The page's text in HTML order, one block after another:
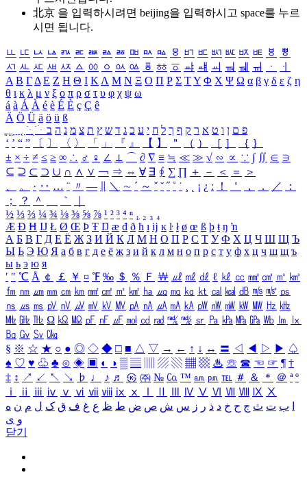
北京 을 입력하시려면 beijing을 입력하시고 space를 누르
시면 됩니다.
ㅥ ㅦ ㅧ ㅨ ㅩ ㅪ ㅫ ㅬ ㅭ ㅮ ㅯ ㅰ ㅱ ㅲ ㅳ ㅴ ㅵ ㅶ ㅷ ㅸ
ㅹ
ㅺ ㅻ ㅼ ㅽ ㅾ ㅿ ㆀ ㆁ ㆂ ㆃ ㆄ ㆅ ㆆ ㆇ ㆈ ㆉ ㆊ ㆋ ㆌ ㆍ
ㆎ
Α Β ΓΔ Ε Ζ Η Θ Ι ΚΛ Μ Ν Ξ Ο Π Ρ Σ ΤΥ Φ Χ Ψ Ω α β γ δ ε ζ η
θ ι κ λ μ ν ξ ο π ρ σ τ υ φ χ ψ ω
á à Á À é è É È ç Ç ê
Ä Ö Ü ä ö ü ß
ִֶֹ ֻּ ׁׂ פ ם ן ו ט א ר ק ף ך ל ח י ע כ ג ד ש ץ ת צ מ נ ה ב
‘ ’ “ ” 〔 〕 〈 〉 「 」 『 』 【 】 ＂ （ ） ［ ］ ｛ ｝
± × ÷ ≠ ≤ ≥ ∞ ∴ ♂ ♀ ∠ ⊥ ⌒ ∂ ∇ ≡ ≒ ≪ ≫ √ ∽ ∝ ∵ ∫ ∬ ∈ ∋
⊆ ⊇ ⊂ ⊃ ∪ ∩ ∧ ∨ ￢ ⇒ ⇔ ∀ ∃ ∮ ∑ ∏ ＋ － ＜ ＝
＞
、
。 · ‥ … ¨ 〃 ― ＼ ∼ ´ ～ ˇ ˘ ˝ ˚ ˙ ¸ ¡ ¿ ː ！ ＇ ， ． ／
：
；
？ ＾ ｀
½ ⅓ ⅔ ¼ ¾ ⅛ ⅜ ⅝ ⅞ ¹ ² ³ ⁴ ⁿ ₁ ₂ ₃ ₄
Æ Ð Ħ Ĳ Ł Ø Œ Þ Ŧ Ŋ æ đ ð ħ ı ĳ ĸ ŀ ł ø œ ß þ ŧ ŋ ŉ
А Б В Г Д Е Ё Ж З И Й К Л М Н О П Р С Т У Ф Х Ц Ч Ш Щ Ъ
Ы Ь Э Ю Я а б в г д е ё ж з и й к л м н о п р с т у ф х ц ч ш щ ъ
ы ь э ю я
′ ″ ℃ Å ￠ ￡ ￥ ¤ ℉ ‰ ＄ ％ Ｆ ￦ ㎕ ㎖ ㎗ ℓ ㎘ ㏄ ㎣ ㎤ ㎥ ㎦
㎙ ㎚ ㎛ ㎜ ㎝ ㎞ ㎟ ㎠ ㎡ ㎢ ㏊ ㎍ ㎎ ㎏ ㏏ ㎈ ㎉ ㏈ ㎧ ㎨ ㎰
㎱ ㎲ ㎳ ㎴ ㎵ ㎶ ㎷ ㎸ ㎹ ㎀ ㎁ ㎂ ㎃ ㎄ ㎺ ㎻ ㎽ ㎾ ㎿ ㎐ ㎑
㎒ ㎓ ㎔ Ω ㏀ ㏁ ㎊ ㎋ ㎌ ㏖ ㏅ ㎭ ㎮ ㎯ ㏛ ㎩ ㎪ ㎫ ㎬ ㏝ ㏐
㏓
㏃ ㏉ ㏜ ㏆
§ ※ ☆ ★ ○ ● ◎ ◇ ◆ □ ■ △ ▽ → ← ↑ ↓ ↔ 〓 ◁ ◀ ▷ ▶ ♤
♠ ♡ ♥ ♧ ♣ ⊙ ◈ ▣ ◐ ◑ ▒ ▤ ▨ ▧ ▦ ▩ ♨ ☏ ☎ ☜ ☞ ¶ †
‡ ↕ ↗ ↙ ↖ ↘ ♭ ♩ ♪ ♬ ㉿ ㈜ № ㏇ ™ ㏂ ㏘ ℡ ＃ ＆ ＊ ＠ ª º
ⅰ
ⅱ ⅲ ⅳ ⅴ ⅵ ⅶ ⅷ ⅸ ⅹ Ⅳ Ⅴ Ⅵ Ⅶ Ⅷ Ⅸ Ⅹ
ب ت ث ج ح خ د ذ ر ز س ش ص ض ط ظ ع غ ف ق ک ل م ن ه
و ی
닫기